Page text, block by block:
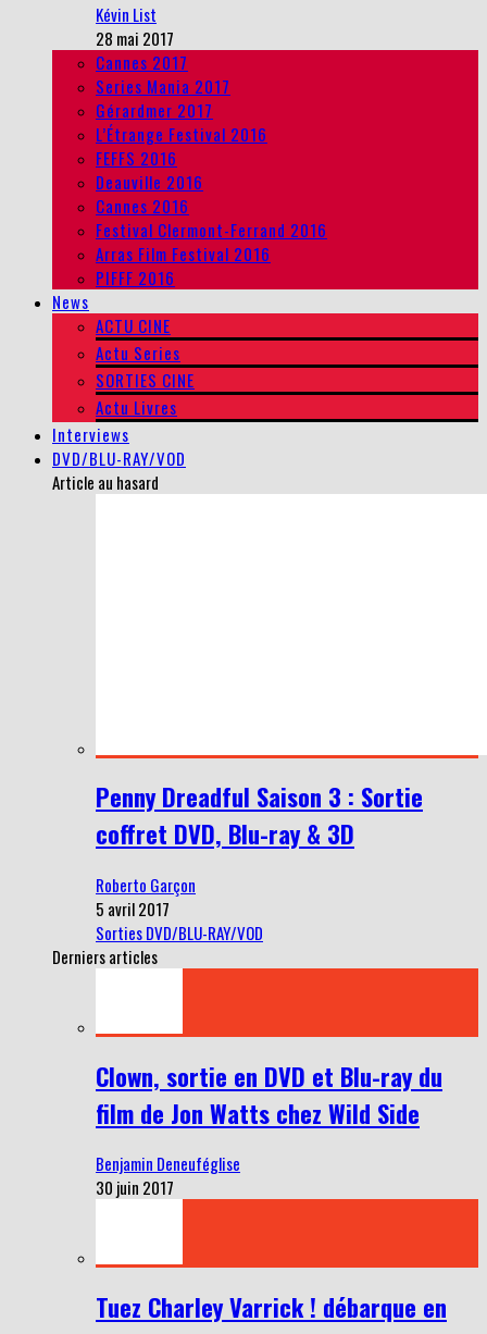
Kévin List
28 mai 2017
Cannes 2017
Series Mania 2017
Gérardmer 2017
L’Étrange Festival 2016
FEFFS 2016
Deauville 2016
Cannes 2016
Festival Clermont-Ferrand 2016
Arras Film Festival 2016
PIFFF 2016
News
ACTU CINE
Actu Series
SORTIES CINE
Actu Livres
Interviews
DVD/BLU-RAY/VOD
Article au hasard
Penny Dreadful Saison 3 : Sortie
coffret DVD, Blu-ray & 3D
Roberto Garçon
5 avril 2017
Sorties DVD/BLU-RAY/VOD
Derniers articles
Clown, sortie en DVD et Blu-ray du
film de Jon Watts chez Wild Side
Benjamin Deneuféglise
30 juin 2017
Tuez Charley Varrick ! débarque en